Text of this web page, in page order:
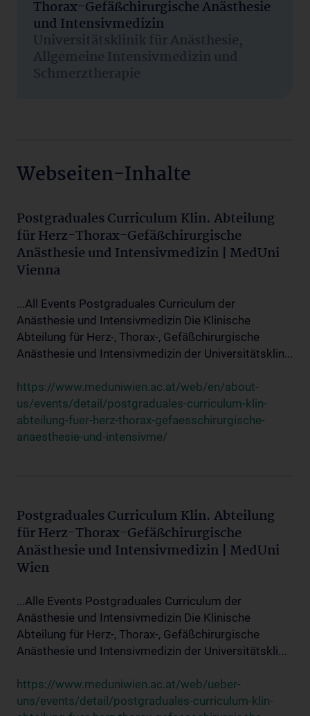
Thorax-Gefäßchirurgische Anästhesie
und Intensivmedizin
Universitätsklinik für Anästhesie,
Allgemeine Intensivmedizin und
Schmerztherapie
Webseiten-Inhalte
Postgraduales Curriculum Klin. Abteilung
für Herz-Thorax-Gefäßchirurgische
Anästhesie und Intensivmedizin | MedUni
Vienna
...All Events Postgraduales Curriculum der
Anästhesie und Intensivmedizin Die Klinische
Abteilung für Herz-, Thorax-, Gefäßchirurgische
Anästhesie und Intensivmedizin der Universitätsklin...
https://www.meduniwien.ac.at/web/en/about-
us/events/detail/postgraduales-curriculum-klin-
abteilung-fuer-herz-thorax-gefaesschirurgische-
anaesthesie-und-intensivme/
Postgraduales Curriculum Klin. Abteilung
für Herz-Thorax-Gefäßchirurgische
Anästhesie und Intensivmedizin | MedUni
Wien
...Alle Events Postgraduales Curriculum der
Anästhesie und Intensivmedizin Die Klinische
Abteilung für Herz-, Thorax-, Gefäßchirurgische
Anästhesie und Intensivmedizin der Universitätskli...
https://www.meduniwien.ac.at/web/ueber-
uns/events/detail/postgraduales-curriculum-klin-